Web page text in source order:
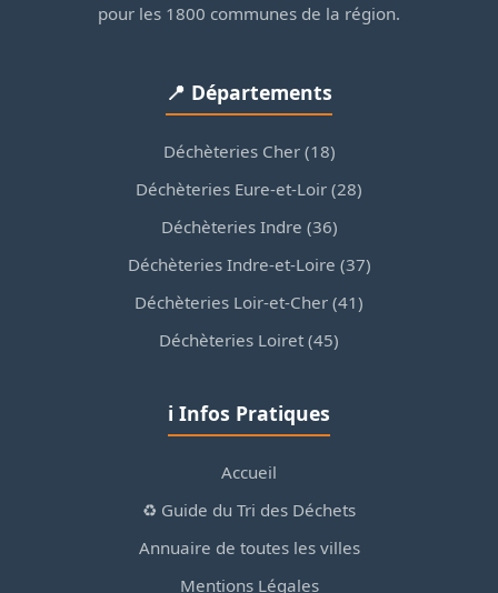
pour les 1800 communes de la région.
📍 Départements
Déchèteries Cher (18)
Déchèteries Eure-et-Loir (28)
Déchèteries Indre (36)
Déchèteries Indre-et-Loire (37)
Déchèteries Loir-et-Cher (41)
Déchèteries Loiret (45)
ℹ️ Infos Pratiques
Accueil
♻️ Guide du Tri des Déchets
Annuaire de toutes les villes
Mentions Légales